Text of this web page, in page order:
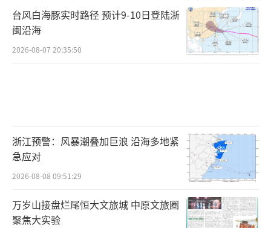
台风白海豚实时路径 预计9-10日登陆浙
闽沿海
2026-08-07 20:35:50
浙江预警：风暴潮叠加巨浪 沿海多地紧
急应对
2026-08-08 09:51:29
万岁山接盘烂尾恒大文旅城 中原文旅圈
聚焦大实验